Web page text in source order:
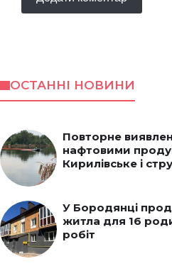
ОСТАННІ НОВИНИ
Повторне
нафтовими
Кирилівське і
У Бородянці
житла для 16
робіт